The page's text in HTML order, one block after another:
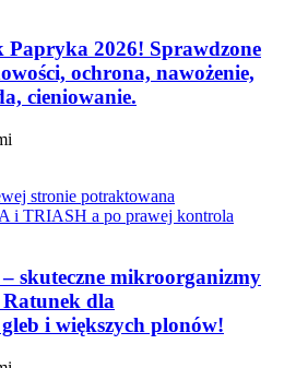
Papryka 2026! Sprawdzone
ochrona, nawożenie,
cieniowanie.
skuteczne mikroorganizmy
dla
i większych plonów!